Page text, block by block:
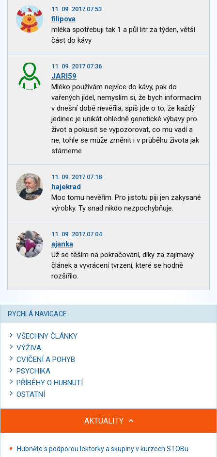
11. 09. 2017 07:53
filipova
mléka spotřebuji tak 1 a půl litr za týden, větší
část do kávy
11. 09. 2017 07:36
JARI59
Mléko používám nejvíce do kávy, pak do
vařených jídel, nemyslím si, že bych informacím
v dnešní době nevěřila, spíš jde o to, že každý
jedinec je unikát ohledně genetické výbavy pro
život a pokusit se vypozorovat, co mu vadí a
ne, tohle se může změnit i v průběhu života jak
stárneme
11. 09. 2017 07:18
hajekrad
Moc tomu nevěřím. Pro jistotu piji jen zakysané
výrobky. Ty snad nikdo nezpochybňuje.
11. 09. 2017 07:04
ajanka
Už se těším na pokračování, díky za zajímavý
článek a vyvrácení tvrzení, které se hodně
rozšířilo.
RYCHLÁ NAVIGACE
VŠECHNY ČLÁNKY
VÝŽIVA
CVIČENÍ A POHYB
PSYCHIKA
PŘÍBĚHY O HUBNUTÍ
OSTATNÍ
AKTUALITY
Hubněte s podporou lektorky a skupiny v kurzech STOBu